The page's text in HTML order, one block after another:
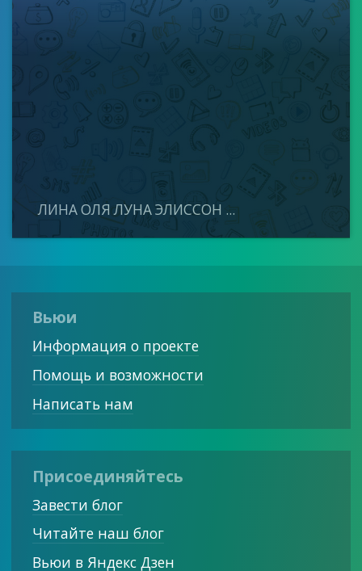
ЛИНА ОЛЯ ЛУНА ЭЛИССОН ...
Вьюи
Информация о проекте
Помощь и возможности
Написать нам
Присоединяйтесь
Завести блог
Читайте наш блог
Вьюи в Яндекс Дзен